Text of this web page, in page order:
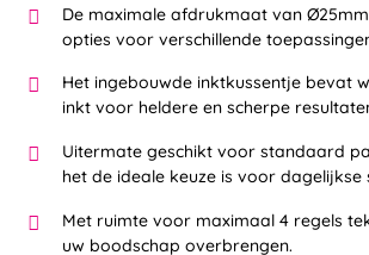
De maximale afdrukmaat van
opties voor verschillende
Het ingebouwde inktkussentje bevat
inkt voor heldere en scherpe
Uitermate geschikt voor standaard
het de ideale keuze is voor dagelijkse
Met ruimte voor maximaal 4 regels
uw boodschap overbrengen.